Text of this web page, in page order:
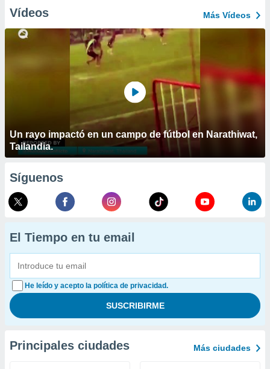
Vídeos Más Vídeos
Un rayo impactó en un campo de fútbol en Narathiwat,
Tailandia.
Síguenos
El Tiempo en tu email
He leído y acepto la política de privacidad.
Principales ciudades Más ciudades